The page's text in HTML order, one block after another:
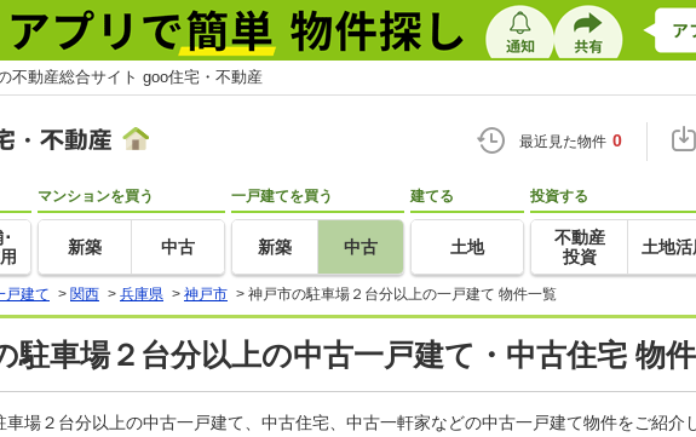
不動産総合サイト goo住宅・不動産
最近見た物件 0
マンションを買う
新築 中古
一戸建てを買う
新築 中古
建てる
土地
投資する
不動産
投資
土地活
戸建て > 関西 > 兵庫県 > 神戸市 > 神戸市の駐車場２台分以上の一戸建て 物件一覧
駐車場２台分以上の中古一戸建て・中古住宅 物
車場２台分以上の中古一戸建て、中古住宅、中古一軒家などの中古一戸建て物件をご紹